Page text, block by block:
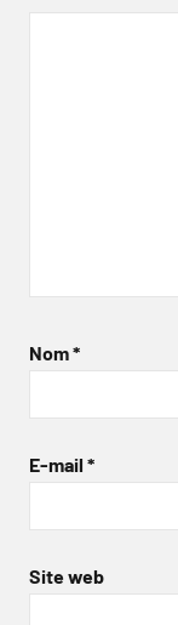
Nom*
E-mail *
Site web